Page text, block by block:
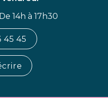
14h à 17h30
45 45